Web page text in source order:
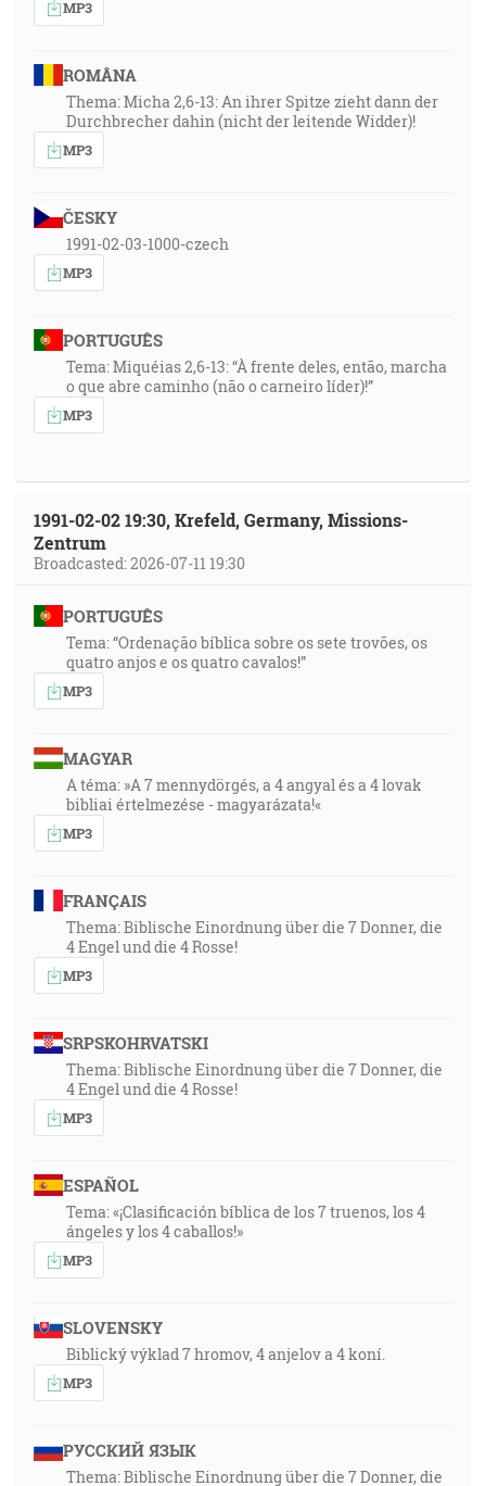
MP3
ROMÂNA
Thema: Micha 2,6-13: An ihrer Spitze zieht dann der
Durchbrecher dahin (nicht der leitende Widder)!
MP3
ČESKY
1991-02-03-1000-czech
MP3
PORTUGUÊS
Tema: Miquéias 2,6-13: “À frente deles, então, marcha
o que abre caminho (não o carneiro líder)!”
MP3
1991-02-02 19:30, Krefeld, Germany, Missions-
Zentrum
Broadcasted: 2026-07-11 19:30
PORTUGUÊS
Tema: “Ordenação bíblica sobre os sete trovões, os
quatro anjos e os quatro cavalos!”
MP3
MAGYAR
A téma: »A 7 mennydörgés, a 4 angyal és a 4 lovak
bibliai értelmezése - magyarázata!«
MP3
FRANÇAIS
Thema: Biblische Einordnung über die 7 Donner, die
4 Engel und die 4 Rosse!
MP3
SRPSKOHRVATSKI
Thema: Biblische Einordnung über die 7 Donner, die
4 Engel und die 4 Rosse!
MP3
ESPAÑOL
Tema: «¡Clasificación bíblica de los 7 truenos, los 4
ángeles y los 4 caballos!»
MP3
SLOVENSKY
Biblický výklad 7 hromov, 4 anjelov a 4 koní.
MP3
РУССКИЙ ЯЗЫК
Thema: Biblische Einordnung über die 7 Donner, die